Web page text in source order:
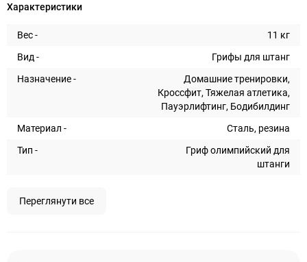
Характеристики
Вес -
11 кг
Вид -
Грифы для штанг
Назначение -
Домашние тренировки,
Кроссфит, Тяжелая атлетика,
Пауэрлифтинг, Бодибилдинг
Материал -
Сталь, резина
Тип -
Гриф олимпийский для
штанги
Переглянути все